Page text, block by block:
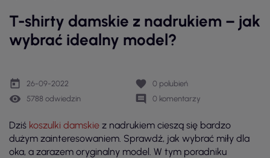
T-shirty damskie z nadrukiem – jak
wybrać idealny model?
today 26-09-2022 favorite 0 polubień
remove_red_eye 5788 odwiedzin comment 0 komentarzy
Dziś koszulki damskie z nadrukiem cieszą się bardzo
dużym zainteresowaniem. Sprawdź, jak wybrać miły dla
oka, a zarazem oryginalny model. W tym poradniku